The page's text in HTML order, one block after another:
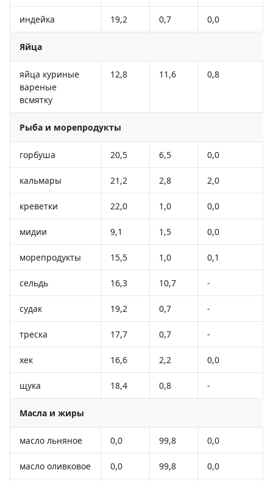
индейка 19,2 0,7 0,0
Яйца
яйца куриные
вареные
всмятку
12,8 11,6 0,8
Рыба и морепродукты
горбуша 20,5 6,5 0,0
кальмары 21,2 2,8 2,0
креветки 22,0 1,0 0,0
мидии 9,1 1,5 0,0
морепродукты 15,5 1,0 0,1
сельдь 16,3 10,7 -
судак 19,2 0,7 -
треска 17,7 0,7 -
хек 16,6 2,2 0,0
щука 18,4 0,8 -
Масла и жиры
масло льняное 0,0 99,8 0,0
масло оливковое 0,0 99,8 0,0